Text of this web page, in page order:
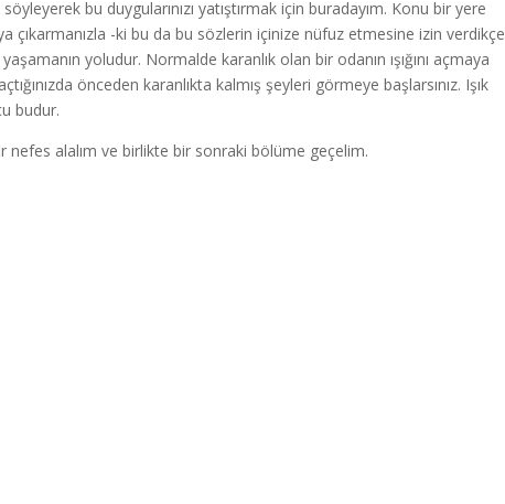
bu duygularınızı yatıştırmak için buradayım. Konu bir yere
çıkarmanızla -ki bu da bu sözlerin içinize nüfuz etmesine izin verdikçe
yoludur. Normalde karanlık olan bir odanın ışığını açmaya
önceden karanlıkta kalmış şeyleri görmeye başlarsınız. Işık
budur.
nefes alalım ve birlikte bir sonraki bölüme geçelim.